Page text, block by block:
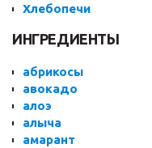
Хлебопечи
ИНГРЕДИЕНТЫ
абрикосы
авокадо
алоэ
алыча
амарант